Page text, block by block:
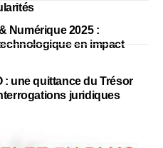
Numérique 2025 :
en impact
: une quittance du Trésor
juridiques